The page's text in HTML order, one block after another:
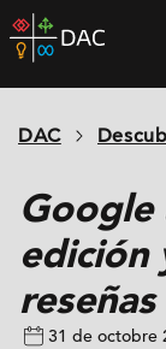
Skip
to
home
DAC
Google
edición
reseñas
31 de octobre